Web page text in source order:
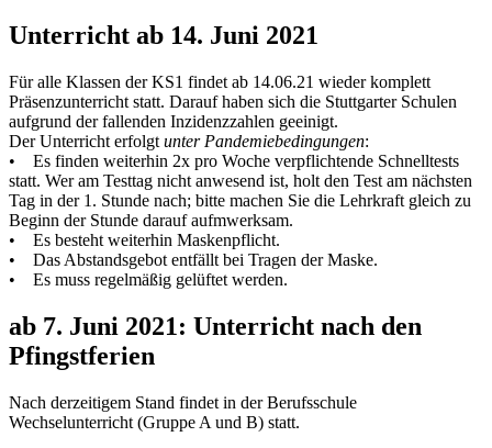
Unterricht ab 14. Juni 2021
Für alle Klassen der KS1 findet ab 14.06.21 wieder komplett
Präsenzunterricht statt. Darauf haben sich die Stuttgarter Schulen
aufgrund der fallenden Inzidenzzahlen geeinigt.
Der Unterricht erfolgt unter Pandemiebedingungen:
• Es finden weiterhin 2x pro Woche verpflichtende Schnelltests
statt. Wer am Testtag nicht anwesend ist, holt den Test am nächsten
Tag in der 1. Stunde nach; bitte machen Sie die Lehrkraft gleich zu
Beginn der Stunde darauf aufmwerksam.
• Es besteht weiterhin Maskenpflicht.
• Das Abstandsgebot entfällt bei Tragen der Maske.
• Es muss regelmäßig gelüftet werden.
ab 7. Juni 2021: Unterricht nach den
Pfingstferien
Nach derzeitigem Stand findet in der Berufsschule
Wechselunterricht (Gruppe A und B) statt.